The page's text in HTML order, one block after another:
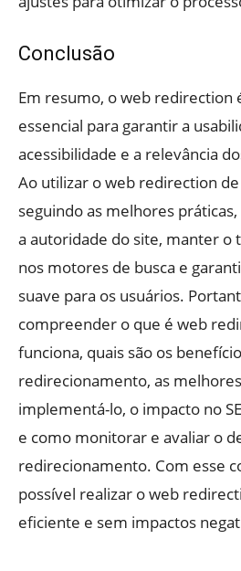
Conclusão
Em resumo, o web redirection
essencial para garantir a
acessibilidade e a relevância
Ao utilizar o web redirection
seguindo as melhores
a autoridade do site, manter o
nos motores de busca e
suave para os usuários.
compreender o que é web
funciona, quais são os
redirecionamento, as
implementá-lo, o impacto no
e como monitorar e avaliar o
redirecionamento. Com esse
possível realizar o web
eficiente e sem impactos